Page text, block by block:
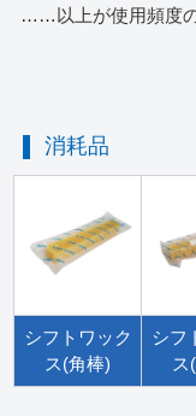
……以上が使用頻度
消耗品
シフトワック
ス(角棒)
シフ
ス